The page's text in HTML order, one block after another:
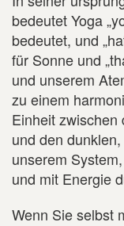
bedeutet Yoga
bedeutet, und
für Sonne und
und unserem
zu einem
Einheit zwischen
und den
unserem
und mit Energie
Wenn Sie selbst